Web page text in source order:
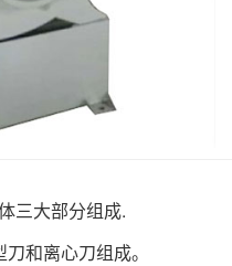
三大部分组成.
和离心刀组成。